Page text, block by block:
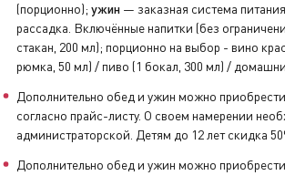
(порционно); ужин — заказная система
рассадка. Включённые напитки (без
стакан, 200 мл); порционно на выбор - вино
рюмка, 50 мл) / пиво (1 бокал, 300 мл) /
Дополнительно обед и ужин можно
согласно прайс-листу. О своем намерении
администраторской. Детям до 12 лет скидка
Дополнительно обед и ужин можно